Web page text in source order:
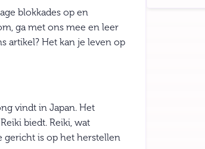
blokkades op en
ga met ons mee en leer
artikel? Het kan je leven op
vindt in Japan. Het
biedt. Reiki, wat
gericht is op het herstellen